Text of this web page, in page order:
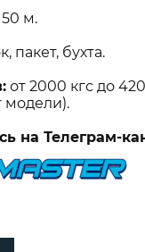
м.
пакет, бухта.
от 2000 кгс до
модели).
на Телеграм-